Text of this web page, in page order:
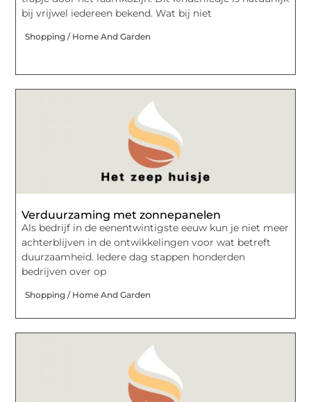
bij vrijwel iedereen bekend. Wat bij niet
Shopping / Home And Garden
Verduurzaming met zonnepanelen
Als bedrijf in de eenentwintigste eeuw kun je niet meer
achterblijven in de ontwikkelingen voor wat betreft
duurzaamheid. Iedere dag stappen honderden
bedrijven over op
Shopping / Home And Garden